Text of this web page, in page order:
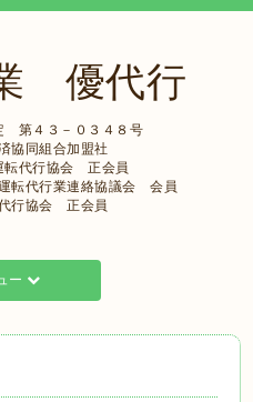
優代行
第４３－０３４８号
協同組合加盟社
転代行協会 正会員
転代行業連絡協議会 会員
行協会 正会員
ー